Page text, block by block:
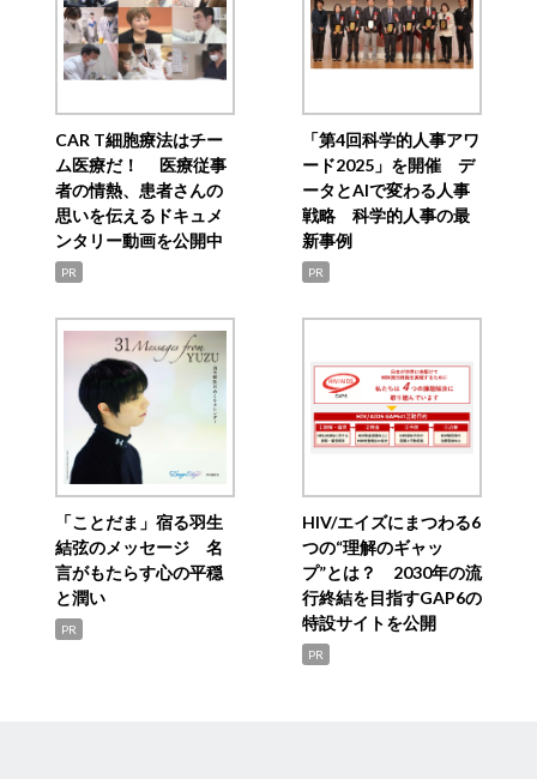
CAR T細胞療法はチー
ム医療だ！ 医療従事
者の情熱、患者さんの
思いを伝えるドキュメ
ンタリー動画を公開中
PR
「第4回科学的人事アワ
ード2025」を開催 デ
ータとAIで変わる人事
戦略 科学的人事の最
新事例
PR
「ことだま」宿る羽生
結弦のメッセージ 名
言がもたらす心の平穏
と潤い
PR
HIV/エイズにまつわる6
つの“理解のギャッ
プ”とは？ 2030年の流
行終結を目指すGAP6の
特設サイトを公開
PR